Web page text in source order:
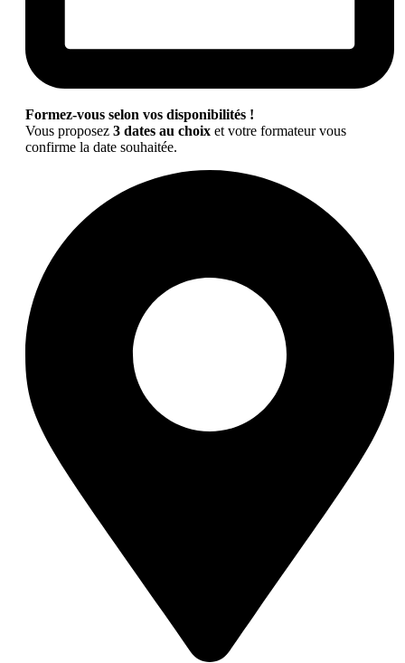
Formez-vous selon vos disponibilités !
Vous proposez 3 dates au choix et votre formateur vous
confirme la date souhaitée.